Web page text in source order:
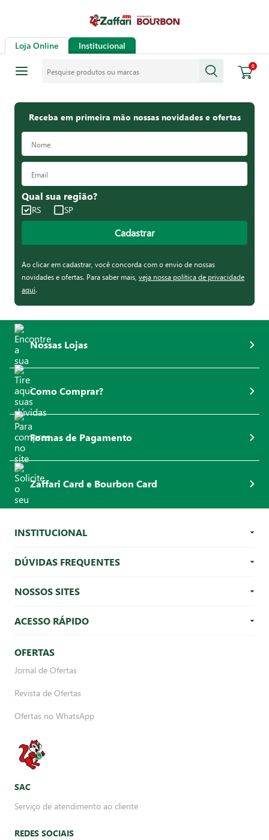
Loja Online Institucional
0
Receba em primeira mão nossas novidades e ofertas
Qual sua região?
RS SP
Cadastrar
Ao clicar em cadastrar, você concorda com o envio de nossas
novidades e ofertas. Para saber mais, veja nossa política de privacidade
aqui.
Nossas Lojas
Como Comprar?
Formas de Pagamento
Zaffari Card e Bourbon Card
INSTITUCIONAL
DÚVIDAS FREQUENTES
NOSSOS SITES
ACESSO RÁPIDO
OFERTAS
Jornal de Ofertas
Revista de Ofertas
Ofertas no WhatsApp
SAC
Serviço de atendimento ao cliente
REDES SOCIAIS